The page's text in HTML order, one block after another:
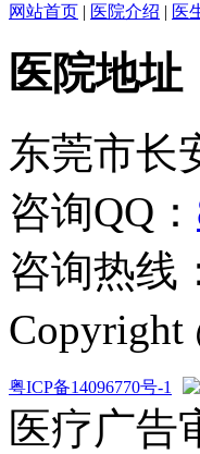
网站首页 | 医院介绍 | 医
医院地址
东莞市长
咨询QQ：
咨询热线
Copyright
粤ICP备14096770号-1
医疗广告